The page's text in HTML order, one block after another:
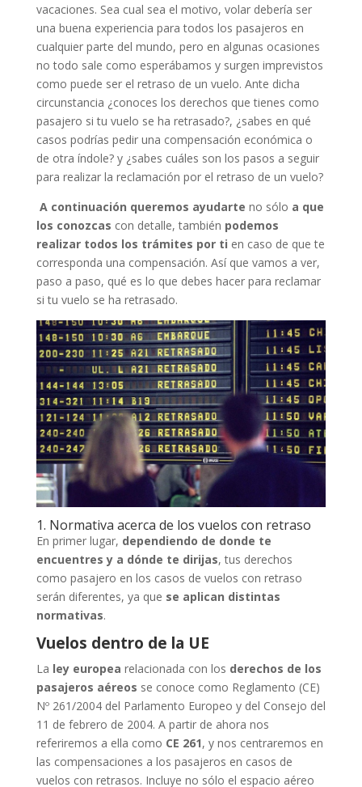
vacaciones. Sea cual sea el motivo, volar debería ser
una buena experiencia para todos los pasajeros en
cualquier parte del mundo, pero en algunas ocasiones
no todo sale como esperábamos y surgen imprevistos
como puede ser el retraso de un vuelo. Ante dicha
circunstancia ¿conoces los derechos que tienes como
pasajero si tu vuelo se ha retrasado?, ¿sabes en qué
casos podrías pedir una compensación económica o
de otra índole? y ¿sabes cuáles son los pasos a seguir
para realizar la reclamación por el retraso de un vuelo?
A continuación queremos ayudarte no sólo a que
los conozcas con detalle, también podemos
realizar todos los trámites por ti en caso de que te
corresponda una compensación. Así que vamos a ver,
paso a paso, qué es lo que debes hacer para reclamar
si tu vuelo se ha retrasado.
1. Normativa acerca de los vuelos con retraso
En primer lugar, dependiendo de donde te
encuentres y a dónde te dirijas, tus derechos
como pasajero en los casos de vuelos con retraso
serán diferentes, ya que se aplican distintas
normativas.
Vuelos dentro de la UE
La ley europea relacionada con los derechos de los
pasajeros aéreos se conoce como Reglamento (CE)
Nº 261/2004 del Parlamento Europeo y del Consejo del
11 de febrero de 2004. A partir de ahora nos
referiremos a ella como CE 261, y nos centraremos en
las compensaciones a los pasajeros en casos de
vuelos con retrasos. Incluye no sólo el espacio aéreo